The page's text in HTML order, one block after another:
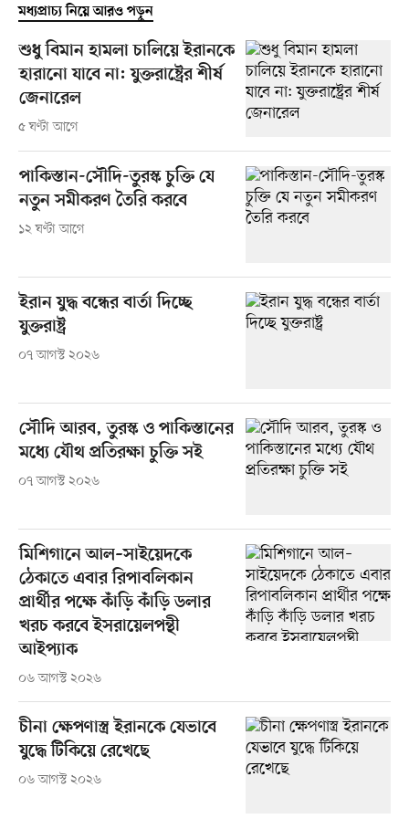
মধ্যপ্রাচ্য নিয়ে আরও পড়ুন
শুধু বিমান হামলা চালিয়ে ইরানকে
হারানো যাবে না: যুক্তরাষ্ট্রের শীর্ষ
জেনারেল
৫ ঘণ্টা আগে
পাকিস্তান-সৌদি-তুরস্ক চুক্তি যে
নতুন সমীকরণ তৈরি করবে
১২ ঘণ্টা আগে
ইরান যুদ্ধ বন্ধের বার্তা দিচ্ছে
যুক্তরাষ্ট্র
০৭ আগস্ট ২০২৬
সৌদি আরব, তুরস্ক ও পাকিস্তানের
মধ্যে যৌথ প্রতিরক্ষা চুক্তি সই
০৭ আগস্ট ২০২৬
মিশিগানে আল–সাইয়েদকে
ঠেকাতে এবার রিপাবলিকান
প্রার্থীর পক্ষে কাঁড়ি কাঁড়ি ডলার
খরচ করবে ইসরায়েলপন্থী
আইপ্যাক
০৬ আগস্ট ২০২৬
চীনা ক্ষেপণাস্ত্র ইরানকে যেভাবে
যুদ্ধে টিকিয়ে রেখেছে
০৬ আগস্ট ২০২৬